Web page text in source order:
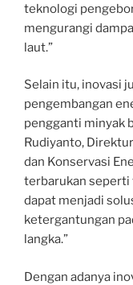
teknologi
mengurangi
laut.”
Selain itu, inovasi
pengembangan
pengganti minyak
Rudiyanto,
dan Konservasi
terbarukan seperti
dapat menjadi
ketergantungan
langka.”
Dengan adanya